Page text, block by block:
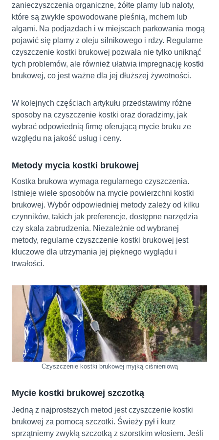
zanieczyszczenia organiczne, żółte plamy lub naloty,
które są zwykle spowodowane pleśnią, mchem lub
algami. Na podjazdach i w miejscach parkowania mogą
pojawić się plamy z oleju silnikowego i rdzy. Regularne
czyszczenie kostki brukowej pozwala nie tylko uniknąć
tych problemów, ale również ułatwia impregnację kostki
brukowej, co jest ważne dla jej dłuższej żywotności.
W kolejnych częściach artykułu przedstawimy różne
sposoby na czyszczenie kostki oraz doradzimy, jak
wybrać odpowiednią firmę oferującą mycie bruku ze
względu na jakość usług i ceny.
Metody mycia kostki brukowej
Kostka brukowa wymaga regularnego czyszczenia.
Istnieje wiele sposobów na mycie powierzchni kostki
brukowej. Wybór odpowiedniej metody zależy od kilku
czynników, takich jak preferencje, dostępne narzędzia
czy skala zabrudzenia. Niezależnie od wybranej
metody, regularne czyszczenie kostki brukowej jest
kluczowe dla utrzymania jej pięknego wyglądu i
trwałości.
Czyszczenie kostki brukowej myjką ciśnieniową
Mycie kostki brukowej szczotką
Jedną z najprostszych metod jest czyszczenie kostki
brukowej za pomocą szczotki. Świeży pył i kurz
sprzątniemy zwykłą szczotką z szorstkim włosiem. Jeśli